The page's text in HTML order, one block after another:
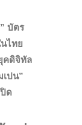
บัตร
ไทย
คดิจิทัล
เปน”
ด